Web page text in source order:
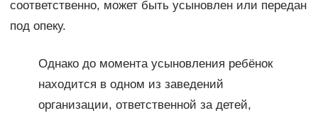
соответственно, может быть усыновлен или передан
под опеку.
Однако до момента усыновления ребёнок
находится в одном из заведений
организации, ответственной за детей,